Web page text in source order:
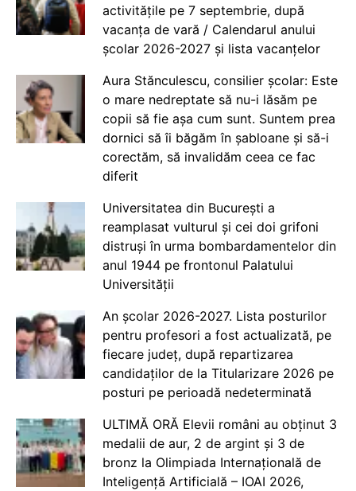
activitățile pe 7 septembrie, după
vacanța de vară / Calendarul anului
școlar 2026-2027 și lista vacanțelor
Aura Stănculescu, consilier școlar: Este
o mare nedreptate să nu-i lăsăm pe
copii să fie așa cum sunt. Suntem prea
dornici să îi băgăm în șabloane și să-i
corectăm, să invalidăm ceea ce fac
diferit
Universitatea din București a
reamplasat vulturul și cei doi grifoni
distruși în urma bombardamentelor din
anul 1944 pe frontonul Palatului
Universității
An școlar 2026-2027. Lista posturilor
pentru profesori a fost actualizată, pe
fiecare județ, după repartizarea
candidaților de la Titularizare 2026 pe
posturi pe perioadă nedeterminată
ULTIMĂ ORĂ Elevii români au obținut 3
medalii de aur, 2 de argint și 3 de
bronz la Olimpiada Internațională de
Inteligență Artificială – IOAI 2026,